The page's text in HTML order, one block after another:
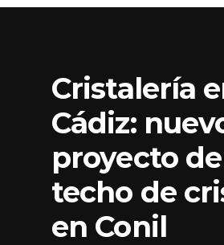
Cristalería
Cádiz:
proyecto de
techo de
en Conil